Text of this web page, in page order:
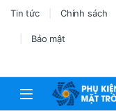
Tin tức Chính sách
Bảo mật